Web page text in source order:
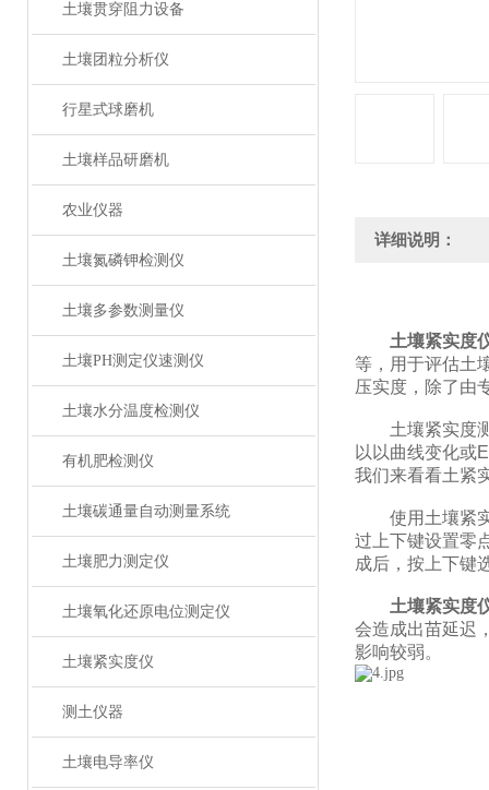
土壤贯穿阻力设备
土壤团粒分析仪
行星式球磨机
土壤样品研磨机
农业仪器
土壤氮磷钾检测仪
土壤多参数测量仪
土壤PH测定仪速测仪
土壤水分温度检测仪
有机肥检测仪
土壤碳通量自动测量系统
土壤肥力测定仪
土壤氧化还原电位测定仪
土壤紧实度仪
测土仪器
土壤电导率仪
详细说明：
土壤紧实度
等，用于评估土
压实度，除了由
土壤紧实度测
以以曲线变化或
我们来看看土紧
使用土壤紧实
过上下键设置零
成后，按上下键
土壤紧实度
会造成出苗延迟
影响较弱。